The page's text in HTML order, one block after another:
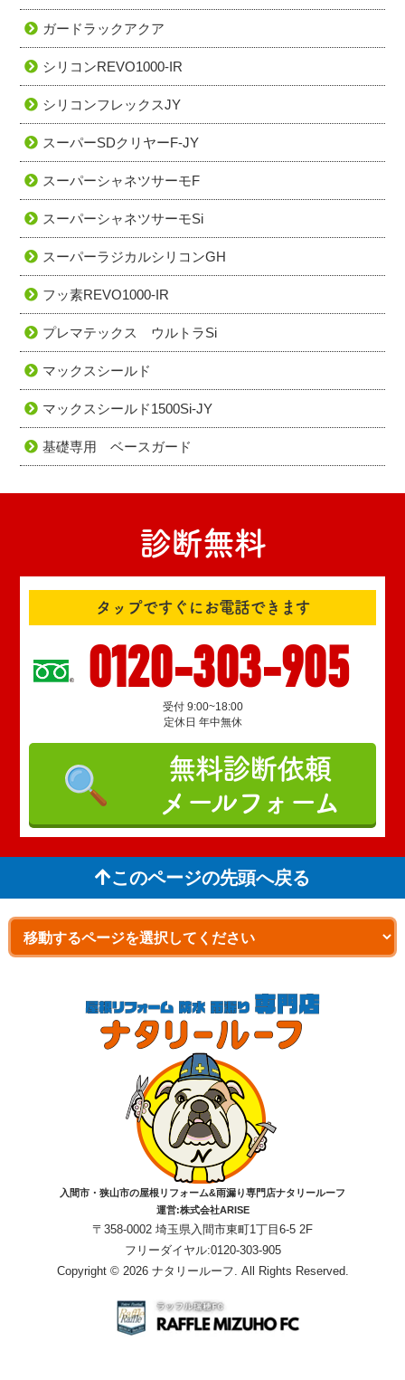
ガードラックアクア
シリコンREVO1000-IR
シリコンフレックスJY
スーパーSDクリヤーF-JY
スーパーシャネツサーモF
スーパーシャネツサーモSi
スーパーラジカルシリコンGH
フッ素REVO1000-IR
プレマテックス ウルトラSi
マックスシールド
マックスシールド1500Si-JY
基礎専用 ベースガード
診断無料
タップですぐにお電話できます
0120-303-905
受付 9:00~18:00
定休日 年中無休
無料診断依頼
メールフォーム
このページの先頭へ戻る
入間市・狭山市の屋根リフォーム&雨漏り専門店ナタリールーフ
運営:株式会社ARISE
〒358-0002 埼玉県入間市東町1丁目6-5 2F
フリーダイヤル:0120-303-905
Copyright © 2026 ナタリールーフ. All Rights Reserved.